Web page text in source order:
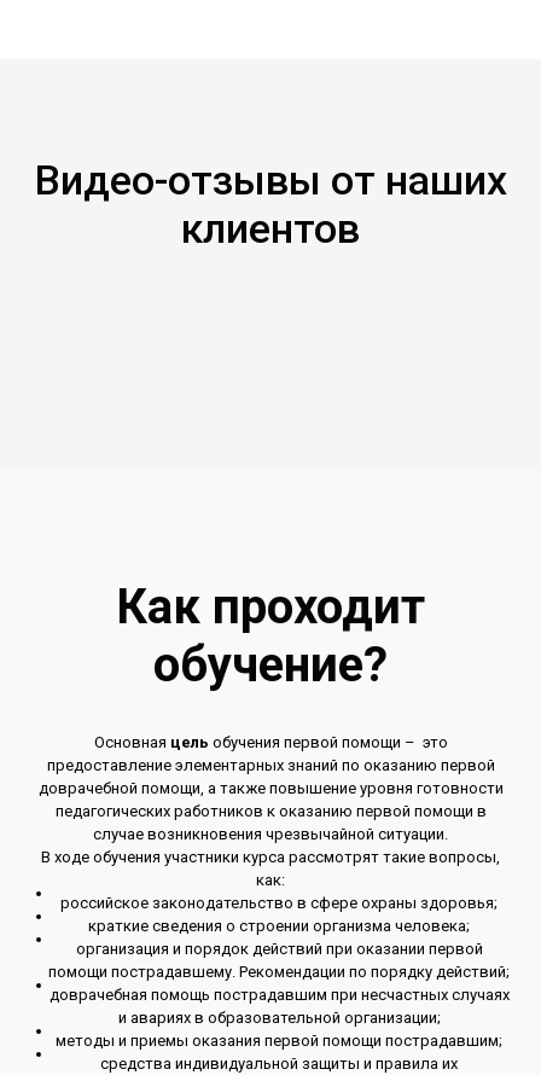
Видео-отзывы от наших
клиентов
Как проходит
обучение?
Основная цель обучения первой помощи – это
предоставление элементарных знаний по оказанию первой
доврачебной помощи, а также повышение уровня готовности
педагогических работников к оказанию первой помощи в
случае возникновения чрезвычайной ситуации.
В ходе обучения участники курса рассмотрят такие вопросы,
как:
российское законодательство в сфере охраны здоровья;
краткие сведения о строении организма человека;
организация и порядок действий при оказании первой
помощи пострадавшему. Рекомендации по порядку действий;
доврачебная помощь пострадавшим при несчастных случаях
и авариях в образовательной организации;
методы и приемы оказания первой помощи пострадавшим;
средства индивидуальной защиты и правила их